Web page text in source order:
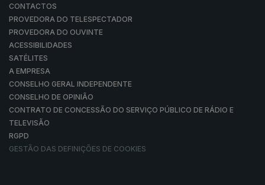
CONTACTOS
PROVEDORA DO TELESPECTADOR
PROVEDORA DO OUVINTE
ACESSIBILIDADES
SATÉLITES
A EMPRESA
CONSELHO GERAL INDEPENDENTE
CONSELHO DE OPINIÃO
CONTRATO DE CONCESSÃO DO SERVIÇO PÚBLICO DE RÁDIO E
TELEVISÃO
RGPD
GESTÃO DAS DEFINIÇÕES DE COOKIES